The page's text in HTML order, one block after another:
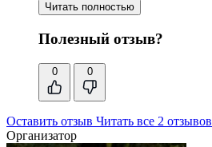
Читать полностью
Полезный отзыв?
0 0
Оставить отзыв Читать все 2 отзывов
Организатор